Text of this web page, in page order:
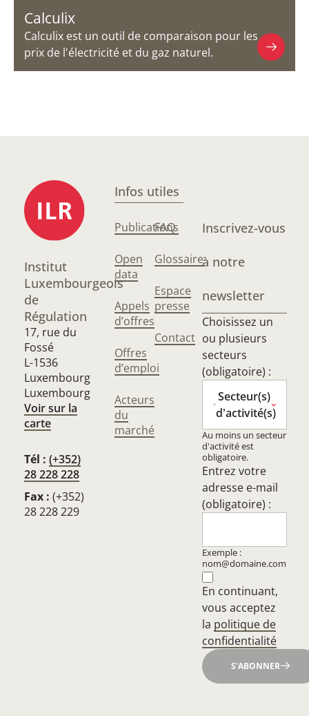
Calculix
Calculix est un outil de comparaison pour les
prix de l'électricité et du gaz naturel.
Institut
Luxembourgeois
de
Régulation
17, rue du
Fossé
L-1536
Luxembourg
Luxembourg
Voir sur la
carte
Tél : (+352)
28 228 228
Fax : (+352)
28 228 229
Infos utiles
Publications
Open
data
Appels
d’offres
Offres
d’emploi
Acteurs
du
marché
FAQ
Glossaire
Espace
presse
Contact
Inscrivez-vous
à notre
newsletter
Choisissez un
ou plusieurs
secteurs
(obligatoire) :
Secteur(s)
d'activité(s)
Au moins un secteur
d'activité est
obligatoire.
Entrez votre
adresse e-mail
(obligatoire) :
Exemple :
nom@domaine.com
En continuant,
vous acceptez
la politique de
confidentialité
S'ABONNER